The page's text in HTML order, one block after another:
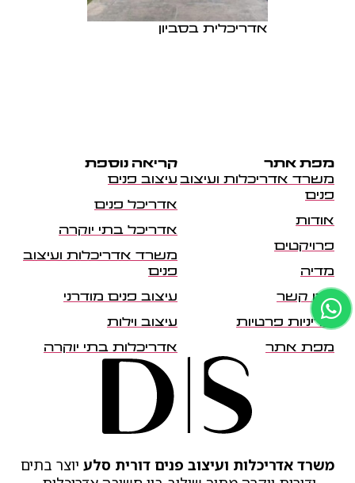
אדריכלית בסביון
משרד אדריכלות ועיצוב פנים דורית סלע יוצר בתים
מפת אתר
משרד אדריכלות ועיצוב
פנים
אודות
פרויקטים
מדיה
צרו קשר
מדיניות פרטיות
מפת אתר
קריאה נוספת
עיצוב פנים
אדריכל פנים
אדריכל בתי יוקרה
משרד אדריכלות ועיצוב
פנים
עיצוב פנים מודרני
עיצוב וילות
אדריכלות בתי יוקרה